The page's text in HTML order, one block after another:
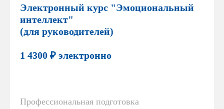
Электронный курс "Эмоциональный
интеллект"
(для руководителей)
1 4300 ₽ электронно
Профессиональная подготовка